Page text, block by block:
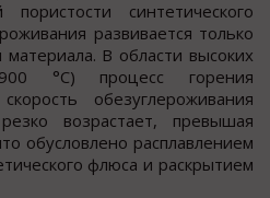
синтетического
развивается только
В области высоких
°С) процесс горения
обезуглероживания
возрастает, превышая
обусловлено расплавлением
флюса и раскрытием